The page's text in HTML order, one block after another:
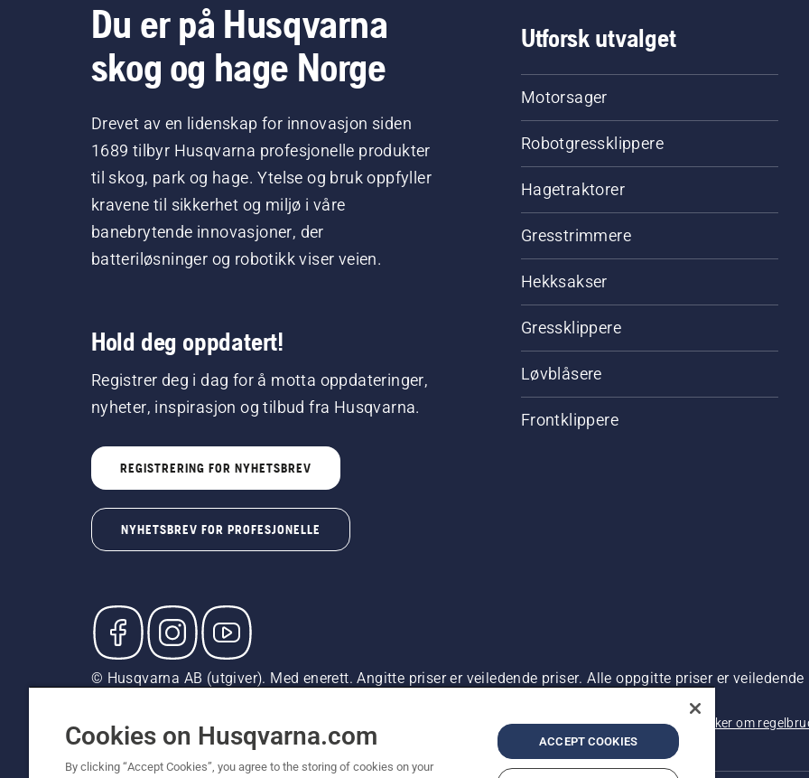
Du er på Husqvarna
skog og hage Norge
Drevet av en lidenskap for innovasjon siden
1689 tilbyr Husqvarna profesjonelle produkter
til skog, park og hage. Ytelse og bruk oppfyller
kravene til sikkerhet og miljø i våre
banebrytende innovasjoner, der
batteriløsninger og robotikk viser veien.
Hold deg oppdatert!
Registrer deg i dag for å motta oppdateringer,
nyheter, inspirasjon og tilbud fra Husqvarna.
REGISTRERING FOR NYHETSBREV
NYHETSBREV FOR PROFESJONELLE
Utforsk utvalget
Motorsager
Robotgressklippere
Hagetraktorer
Gresstrimmere
Hekksakser
Gressklippere
Løvblåsere
Frontklippere
© Husqvarna AB (utgiver). Med enerett. Angitte priser er veiledende priser. Alle oppgitte priser er
Erklæring om informasjonskapsler Personvernbetingelser Imprint Rapportering av mistanker om
Cookies on Husqvarna.com
By clicking “Accept Cookies”, you agree to the storing of cookies on your
ACCEPT COOKIES